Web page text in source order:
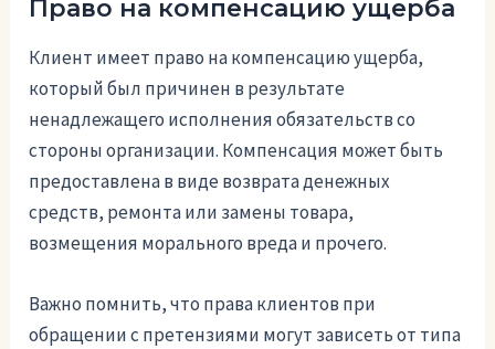
Право на компенсацию ущерба
Клиент имеет право на компенсацию ущерба,
который был причинен в результате
ненадлежащего исполнения обязательств со
стороны организации. Компенсация может быть
предоставлена в виде возврата денежных
средств, ремонта или замены товара,
возмещения морального вреда и прочего.
Важно помнить, что права клиентов при
обращении с претензиями могут зависеть от типа